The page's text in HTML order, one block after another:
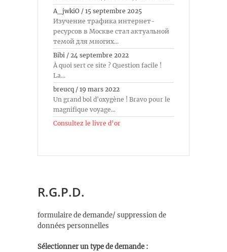
A_jwkiO / 15 septembre 2025
Изучение трафика интернет-
ресурсов в Москве стал актуальной
темой для многих...
Bibi / 24 septembre 2022
À quoi sert ce site ? Question facile !
La...
breucq / 19 mars 2022
Un grand bol d'oxygène ! Bravo pour le
magnifique voyage...
Consultez le livre d’or
R.G.P.D.
formulaire de demande/ suppression de
données personnelles
Sélectionner un type de demande :